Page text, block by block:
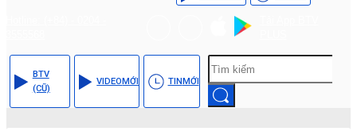
BTV
(CŨ)
VIDEOMỚI TINMỚI